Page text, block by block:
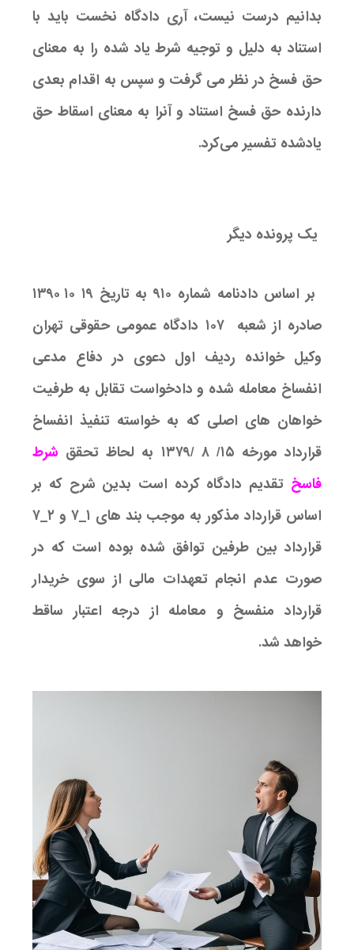
بدانیم درست نیست، آری دادگاه نخست باید با
استناد به دلیل و توجیه شرط یاد شده را به معنای
حق فسخ در نظر می گرفت و سپس به اقدام بعدی
دارنده حق فسخ استناد و آنرا به معنای اسقاط حق
یادشده تفسیر می‌کرد.
یک پرونده دیگر
بر اساس دادنامه شماره ۹۱۰ به تاریخ ۱۹ ۱۰ ۱۳۹۰
صادره از شعبه ۱۰۷ دادگاه عمومی حقوقی تهران
وکیل خوانده ردیف اول دعوی در دفاع مدعی
انفساخ معامله شده و دادخواست تقابل به طرفیت
خواهان های اصلی که به خواسته تنفیذ انفساخ
قرارداد مورخه ۱۵/ ۸ /۱۳۷۹ به لحاظ تحقق
شرط
فاسخ تقدیم دادگاه کرده است بدین شرح که بر
اساس قرارداد مذکور به موجب بند های ۱_۷ و ۲_۷
قرارداد بین طرفین توافق شده بوده است که در
صورت عدم انجام تعهدات مالی از سوی خریدار
قرارداد منفسخ و معامله از درجه اعتبار ساقط
خواهد شد.